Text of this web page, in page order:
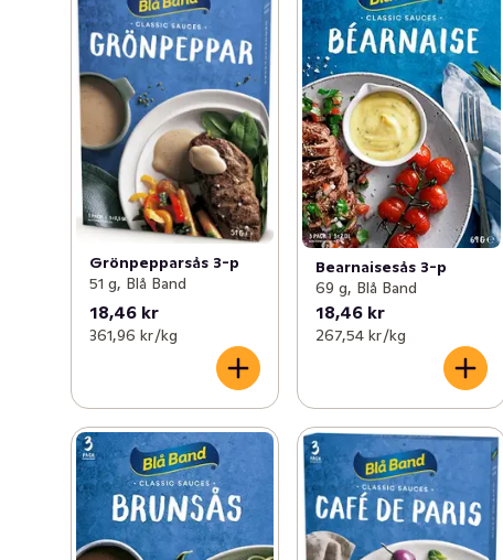
Grönpepparsås 3-p
51 g, Blå Band
18,46 kr
361,96 kr /kg
Bearnaisesås 3-p
69 g, Blå Band
18,46 kr
267,54 kr /kg